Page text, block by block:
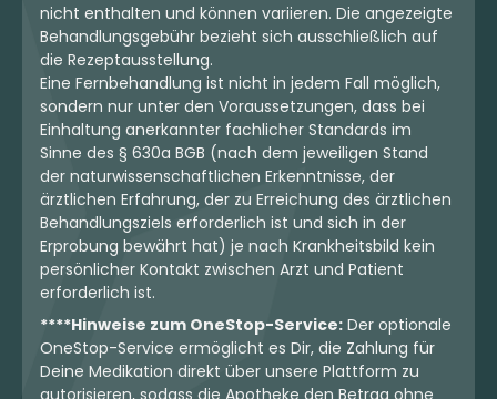
nicht enthalten und können variieren. Die angezeigte
Behandlungsgebühr bezieht sich ausschließlich auf
die Rezeptausstellung.
Eine Fernbehandlung ist nicht in jedem Fall möglich,
sondern nur unter den Voraussetzungen, dass bei
Einhaltung anerkannter fachlicher Standards im
Sinne des § 630a BGB (nach dem jeweiligen Stand
der naturwissenschaftlichen Erkenntnisse, der
ärztlichen Erfahrung, der zu Erreichung des ärztlichen
Behandlungsziels erforderlich ist und sich in der
Erprobung bewährt hat) je nach Krankheitsbild kein
persönlicher Kontakt zwischen Arzt und Patient
erforderlich ist.
****Hinweise zum OneStop-Service: Der optionale
OneStop-Service ermöglicht es Dir, die Zahlung für
Deine Medikation direkt über unsere Plattform zu